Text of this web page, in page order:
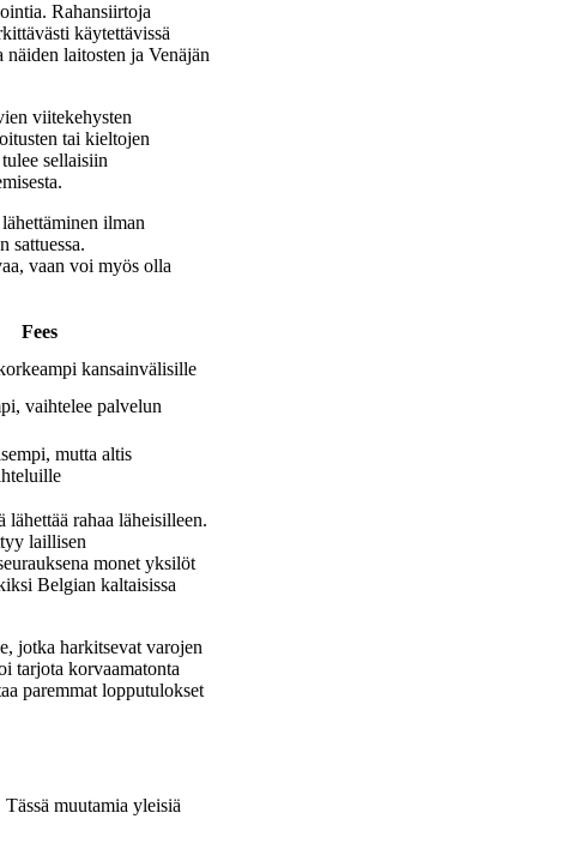
Rahansiirtoja
käytettävissä
laitosten ja Venäjän
viitekehysten
tai kieltojen
sellaisiin
ilman
sattuessa.
vaan voi myös olla
Fees
kansainvälisille
vaihtelee palvelun
mutta altis
rahaa läheisilleen.
laillisen
monet yksilöt
Belgian kaltaisissa
jotka harkitsevat varojen
tarjota korvaamatonta
paremmat lopputulokset
muutamia yleisiä